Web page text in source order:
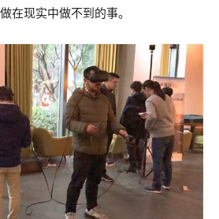
在现实中做不到的事。